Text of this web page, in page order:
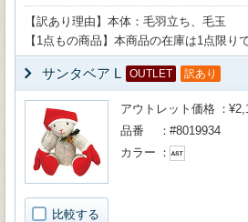
【訳あり理由】本体：毛羽立ち、毛玉
【1点もの商品】本商品の在庫は1点限りで
サンタベア L OUTLET 訳あり
比較する
アウトレット価格
品番
#8019934
カラー